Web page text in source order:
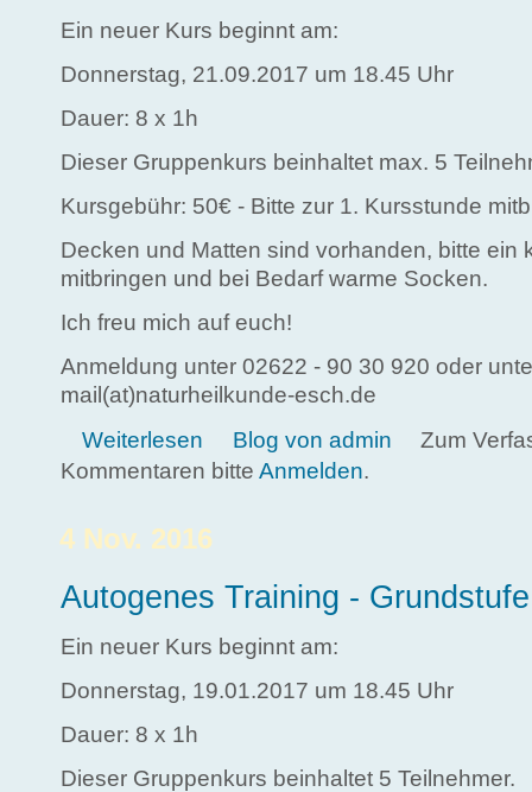
Ein neuer Kurs beginnt am:
Donnerstag, 21.09.2017 um 18.45 Uhr
Dauer: 8 x 1h
Dieser Gruppenkurs beinhaltet max. 5
Kursgebühr: 50€ - Bitte zur 1. Kursstunde
Decken und Matten sind vorhanden, bitte ein
mitbringen und bei Bedarf warme Socken.
Ich freu mich auf euch!
Anmeldung unter 02622 - 90 30 920 oder
mail(at)naturheilkunde-esch.de
Weiterlesen über Autogenes Training - Grundstufe
Blog von admin
Zum
Kommentaren bitte Anmelden.
4 Nov. 2016
Autogenes Training - Grundstufe
Ein neuer Kurs beginnt am:
Donnerstag, 19.01.2017 um 18.45 Uhr
Dauer: 8 x 1h
Dieser Gruppenkurs beinhaltet 5 Teilnehmer.